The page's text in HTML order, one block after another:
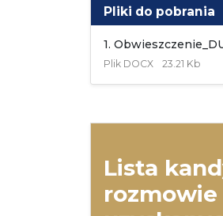
Pliki do pobrania
1.
Plik DOCX 23.21 Kb
Lista